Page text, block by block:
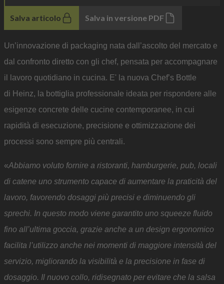
Salva articolo Salva in versione PDF
Un’innovazione di packaging nata dall’ascolto del mercato e
dal confronto diretto con gli chef, pensata per accompagnare
il lavoro quotidiano in cucina. E' la nuova Chef’s Bottle
di Heinz, la bottiglia professionale ideata per rispondere alle
esigenze concrete delle cucine contemporanee, in cui
rapidità di esecuzione, precisione e ottimizzazione dei
processi sono sempre più centrali.
«Abbiamo voluto fornire a ristoranti, hamburgerie, pub, locali
di catene uno strumento capace di aumentare la praticità del
lavoro, favorendo dosaggi più precisi e diminuendo gli
sprechi. In questo modo viene garantito uno squeeze fluido
fino all’ultima goccia, grazie anche a un design ergonomico
facilita l’utilizzo anche nei momenti di maggiore intensità del
servizio, migliorando la visibilità e la precisione in fase di
dosaggio. Il nuovo collo, ridisegnato per evitare che la salsa